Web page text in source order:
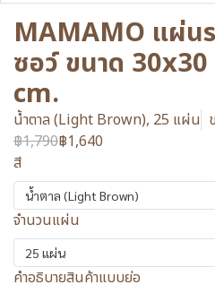
MAMAMO แผ่น
ซอว์ ขนาด
cm.
น้ำตาล (Light Brown), 25 แผ่น
฿1,790฿1,640
สี
น้ำตาล (Light Brown)
จำนวนแผ่น
25 แผ่น
คำอธิบายสินค้าแบบย่อ